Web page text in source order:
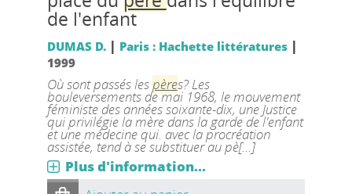
de l'enfant
DUMAS D. | Paris : Hachette littératures|
1999
Où sont passés lespères? Les
bouleversements de mai 1968, le mouvement
féministe des années soixante-dix, une Justice
qui privilégie la mère dans la garde de l'enfant
et une médecine qui. avec la procréation
assistée, tend à se substituer au pè[...]
Plus d'information...